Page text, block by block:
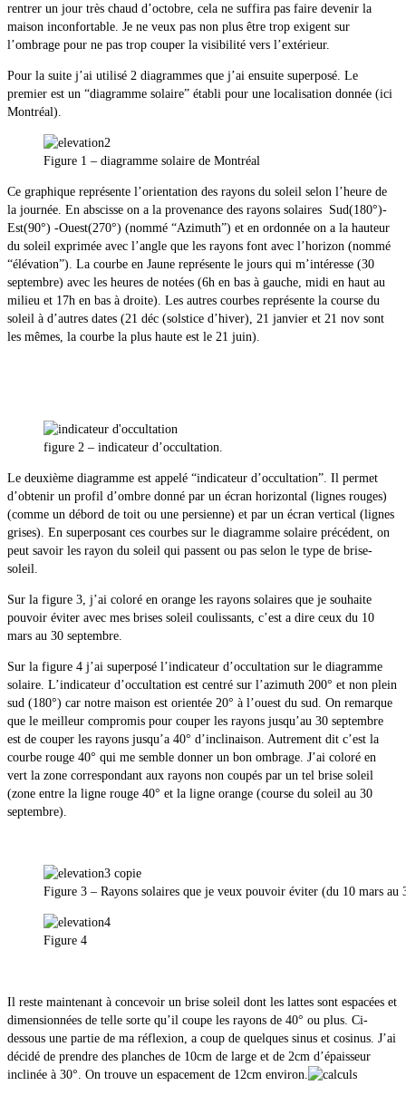
rentrer un jour très chaud d’octobre, cela ne suffira pas faire devenir la
maison inconfortable. Je ne veux pas non plus être trop exigent sur
l’ombrage pour ne pas trop couper la visibilité vers l’extérieur.
Pour la suite j’ai utilisé 2 diagrammes que j’ai ensuite superposé. Le
premier est un “diagramme solaire” établi pour une localisation donnée (ici
Montréal).
Figure 1 – diagramme solaire de Montréal
Ce graphique représente l’orientation des rayons du soleil selon l’heure de
la journée. En abscisse on a la provenance des rayons solaires Sud(180°)-
Est(90°) -Ouest(270°) (nommé “Azimuth”) et en ordonnée on a la hauteur
du soleil exprimée avec l’angle que les rayons font avec l’horizon (nommé
“élévation”). La courbe en Jaune représente le jours qui m’intéresse (30
septembre) avec les heures de notées (6h en bas à gauche, midi en haut au
milieu et 17h en bas à droite). Les autres courbes représente la course du
soleil à d’autres dates (21 déc (solstice d’hiver), 21 janvier et 21 nov sont
les mêmes, la courbe la plus haute est le 21 juin).
figure 2 – indicateur d’occultation.
Le deuxième diagramme est appelé “indicateur d’occultation”. Il permet
d’obtenir un profil d’ombre donné par un écran horizontal (lignes rouges)
(comme un débord de toit ou une persienne) et par un écran vertical (lignes
grises). En superposant ces courbes sur le diagramme solaire précédent, on
peut savoir les rayon du soleil qui passent ou pas selon le type de brise-
soleil.
Sur la figure 3, j’ai coloré en orange les rayons solaires que je souhaite
pouvoir éviter avec mes brises soleil coulissants, c’est a dire ceux du 10
mars au 30 septembre.
Sur la figure 4 j’ai superposé l’indicateur d’occultation sur le diagramme
solaire. L’indicateur d’occultation est centré sur l’azimuth 200° et non plein
sud (180°) car notre maison est orientée 20° à l’ouest du sud. On remarque
que le meilleur compromis pour couper les rayons jusqu’au 30 septembre
est de couper les rayons jusqu’a 40° d’inclinaison. Autrement dit c’est la
courbe rouge 40° qui me semble donner un bon ombrage. J’ai coloré en
vert la zone correspondant aux rayons non coupés par un tel brise soleil
(zone entre la ligne rouge 40° et la ligne orange (course du soleil au 30
septembre).
Figure 3 – Rayons solaires que je veux pouvoir éviter (du 10 mars au
Figure 4
Il reste maintenant à concevoir un brise soleil dont les lattes sont espacées et
dimensionnées de telle sorte qu’il coupe les rayons de 40° ou plus. Ci-
dessous une partie de ma réflexion, a coup de quelques sinus et cosinus. J’ai
décidé de prendre des planches de 10cm de large et de 2cm d’épaisseur
inclinée à 30°. On trouve un espacement de 12cm environ.